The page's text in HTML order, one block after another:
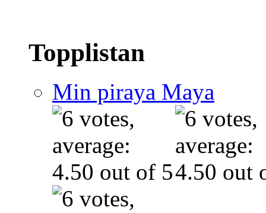
Topplistan
Min piraya Maya